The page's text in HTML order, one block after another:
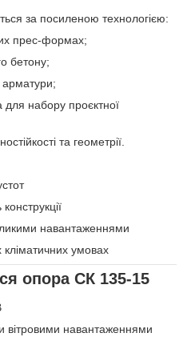
за посиленою технологією:
прес-формах;
бетону;
арматури;
для набору проєктної
та геометрії.
навантаженнями
кліматичних умовах
опора СК 135-15
вітровими навантаженнями